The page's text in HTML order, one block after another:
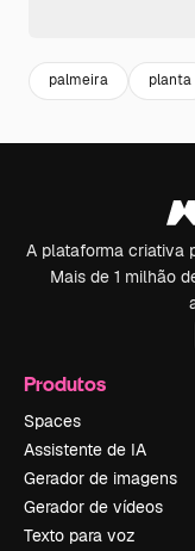
palmeira planta
A plataforma criativa
Mais de 1 milhão
Produtos
Spaces
Assistente de IA
Gerador de imagens
Gerador de vídeos
Texto para voz